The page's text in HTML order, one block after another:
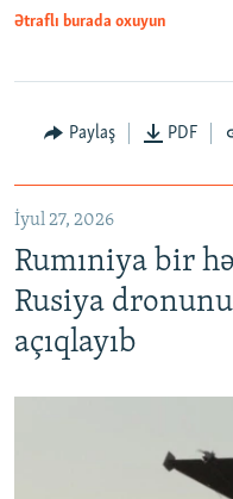
Ətraflı burada oxuyun
Paylaş PDF
İyul 27, 2026
Rumıniya bir
Rusiya
açıqlayıb